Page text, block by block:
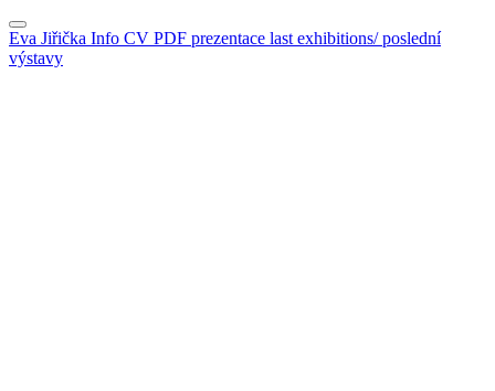
Eva Jiřička Info CV PDF prezentace last exhibitions/ poslední
výstavy